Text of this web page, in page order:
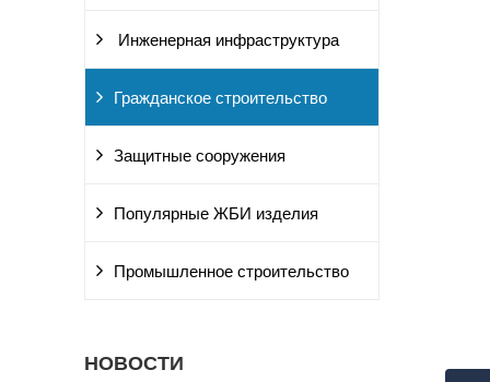
Инженерная инфраструктура
Гражданское строительство
Защитные сооружения
Популярные ЖБИ изделия
Промышленное строительство
НОВОСТИ